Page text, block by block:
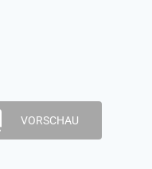
VORSCHAU